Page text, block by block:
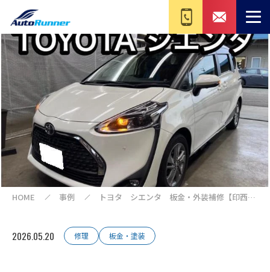
HOME 事例
トヨタ シエンタ 板金・外装補修【印西
2026.05.20 修理 板金・塗装